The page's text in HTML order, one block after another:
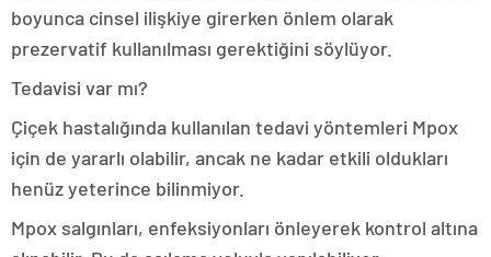
boyunca cinsel ilişkiye girerken önlem olarak
prezervatif kullanılması gerektiğini söylüyor.
Tedavisi var mı?
Çiçek hastalığında kullanılan tedavi yöntemleri Mpox
için de yararlı olabilir, ancak ne kadar etkili oldukları
henüz yeterince bilinmiyor.
Mpox salgınları, enfeksiyonları önleyerek kontrol altına